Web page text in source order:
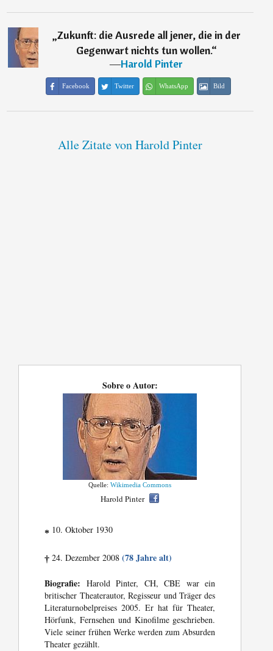
„Zukunft: die Ausrede all jener, die in der
Gegenwart nichts tun wollen.“
―Harold Pinter
Facebook Twitter WhatsApp Bild
Alle Zitate von Harold Pinter
Sobre o Autor:
Quelle:Wikimedia Commons
Harold Pinter
* 10. Oktober 1930
† 24. Dezember 2008(78 Jahre alt)
Biografie: Harold Pinter, CH, CBE war ein
britischer Theaterautor, Regisseur und Träger des
Literaturnobelpreises 2005. Er hat für Theater,
Hörfunk, Fernsehen und Kinofilme geschrieben.
Viele seiner frühen Werke werden zum Absurden
Theater gezählt.